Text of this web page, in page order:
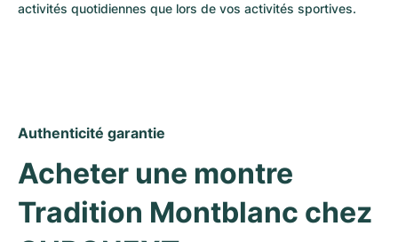
activités quotidiennes que lors de vos activités sportives.
Authenticité garantie
Acheter une montre
Tradition Montblanc chez